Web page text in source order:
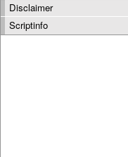
Disclaimer
Scriptinfo